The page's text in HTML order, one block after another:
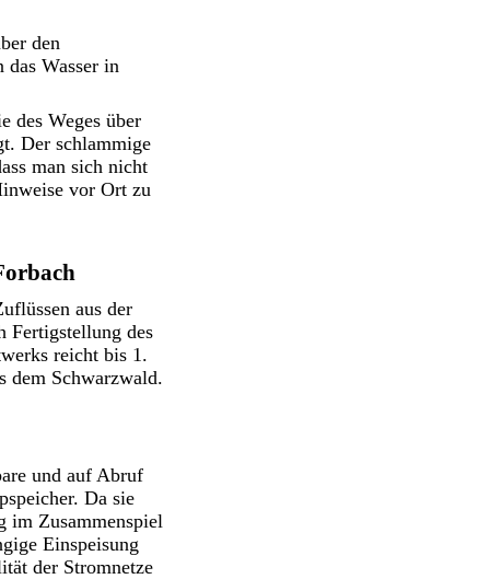
den
Wasser in
des Weges über
Der schlammige
man sich nicht
vor Ort zu
aus der
Fertigstellung des
reicht bis 1.
dem Schwarzwald.
und auf Abruf
Da sie
im Zusammenspiel
Einspeisung
der Stromnetze